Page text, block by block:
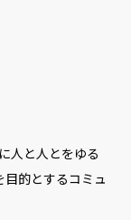
人と人とをゆる
的とするコミュ